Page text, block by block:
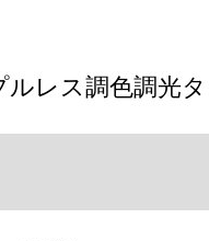
ルレス調色調光